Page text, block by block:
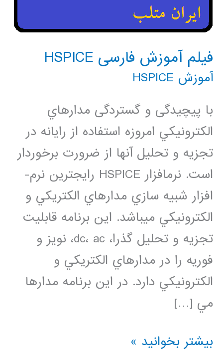
فیلم آموزش فارسی HSPICE
آموزش HSPICE
با پیچیدگی و گستردگی مدارهاي
الكترونيكي امروزه استفاده از رایانه در
تجزيه و تحليل آن­ها از ضرورت برخوردار
است. نرم­افزار HSPICE رایج­ترین نرم­
افزار شبيه سازي مدارهاي الكتريكي و
الكترونيكي مي­باشد. اين برنامه قابليت
تجزيه و تحليل­ گذرا، dc، ac، نویز و
فوریه را در مدارهاي الكتريكي و
الكترونيكي دارد. در این برنامه مدارها
مي […]
فیلم
بیشتر بخوانید »